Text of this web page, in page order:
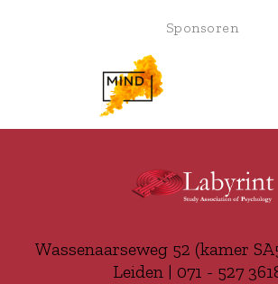
Sponsoren
Wassenaarseweg 52 (kamer
Leiden | 071 - 527